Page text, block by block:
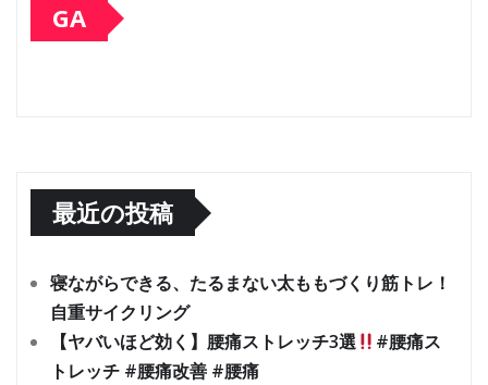
GA
最近の投稿
寝ながらできる、たるまない太ももづくり筋トレ！
自重サイクリング
【ヤバいほど効く】腰痛ストレッチ3選
#腰痛ス
トレッチ #腰痛改善 #腰痛